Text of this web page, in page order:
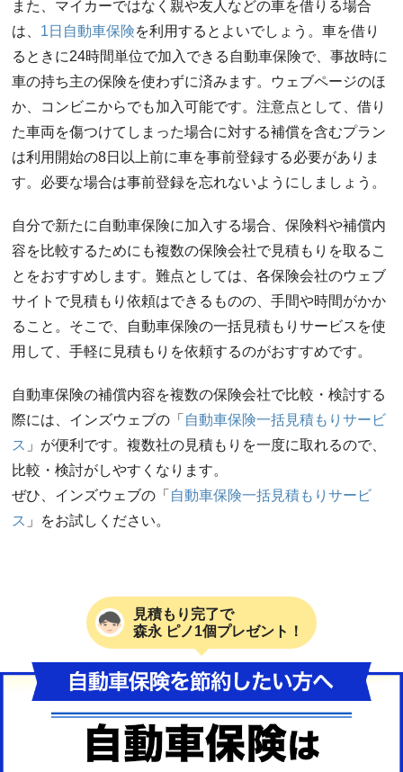
また、マイカーではなく親や友人などの車を借りる場合
は、 1日自動車保険を利用するとよいでしょう。車を借り
るときに24時間単位で加入できる自動車保険で、事故時に
車の持ち主の保険を使わずに済みます。ウェブページのほ
か、コンビニからでも加入可能です。注意点として、借り
た車両を傷つけてしまった場合に対する補償を含むプラン
は利用開始の8日以上前に車を事前登録する必要がありま
す。必要な場合は事前登録を忘れないようにしましょう。
自分で新たに自動車保険に加入する場合、保険料や補償内
容を比較するためにも複数の保険会社で見積もりを取るこ
とをおすすめします。難点としては、各保険会社のウェブ
サイトで見積もり依頼はできるものの、手間や時間がかか
ること。そこで、自動車保険の一括見積もりサービスを使
用して、手軽に見積もりを依頼するのがおすすめです。
自動車保険の補償内容を複数の保険会社で比較・検討する
際には、インズウェブの「 自動車保険一括見積もりサービ
ス 」が便利です。複数社の見積もりを一度に取れるので、
比較・検討がしやすくなります。
ぜひ、インズウェブの「 自動車保険一括見積もりサービ
ス 」をお試しください。
見積もり完了で
森永 ピノ1個プレゼント！